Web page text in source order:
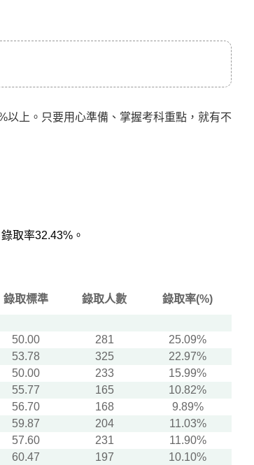
以上。只要用心準備、掌握考科重點，就有不
取率32.43%。
錄取標準 錄取人數 錄取率(%)
50.00 281
25.09%
53.78 325
22.97%
50.00 233
15.99%
55.77 165
10.82%
56.70 168
9.89%
59.87 204
11.03%
57.60 231
11.90%
60.47 197
10.10%